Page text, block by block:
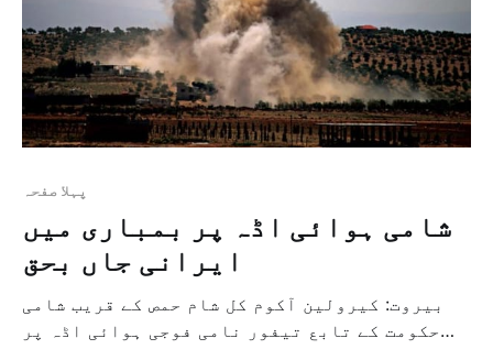
پہلا صفحہ
شامی ہوائی اڈہ پر بمباری میں
ایرانی جاں بحق
بیروت: کیرولین آکوم کل شام حمص کے قریب شامی
حکومت کے تابع تیفور نامی فوجی ہوائی اڈہ پر